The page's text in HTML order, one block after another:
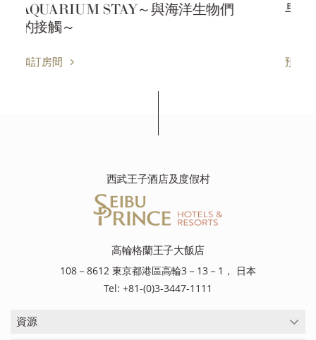
早鳥優惠30方案
預訂房間
西武王子酒店及度假村
高輪格蘭王子大飯店
108－8612 東京都港區高輪3－13－1， 日本
Tel: +81-(0)3-3447-1111
資源